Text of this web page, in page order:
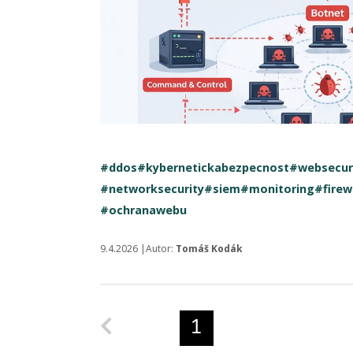
#ddos#kybernetickabezpecnost
#networksecurity#siem#monitoring
#ochranawebu
9.4.2026 |Autor: Tomáš Kodák
Predchádzajúca strana
1